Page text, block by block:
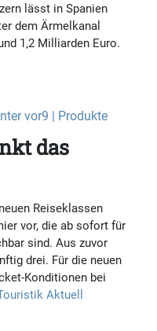
lässt in Spanien
dem Ärmelkanal
1,2 Milliarden Euro.
vor9 | Produkte
das
Reiseklassen
vor, die ab sofort für
sind. Aus zuvor
drei. Für die neuen
Konditionen bei
Aktuell